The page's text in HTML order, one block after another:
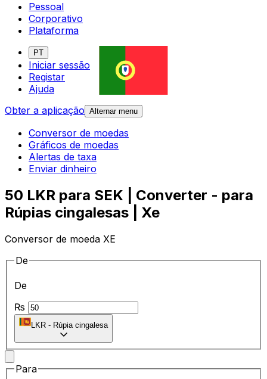
Pessoal
Corporativo
Plataforma
PT
Iniciar sessão
Registar
Ajuda
Obter a aplicação Alternar menu
Conversor de moedas
Gráficos de moedas
Alertas de taxa
Enviar dinheiro
50 LKR para SEK | Converter - para
Rúpias cingalesas | Xe
Conversor de moeda XE
De
De
₨
LKR - Rúpia cingalesa
Para